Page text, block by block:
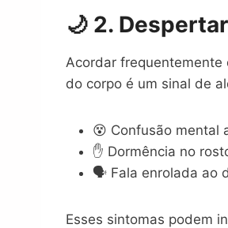
🌙 2.
Acordar
do corpo é um sinal de
😵 Confusão mental
✋ Dormência no
🗣️ Fala enrolada ao
Esses sintomas podem